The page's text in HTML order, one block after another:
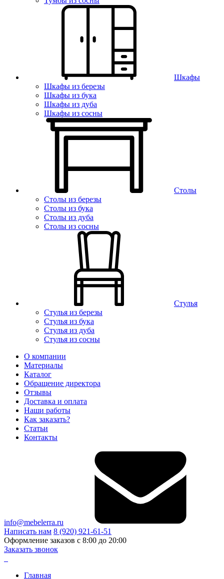
Шкафы
Шкафы из березы
Шкафы из бука
Шкафы из дуба
Шкафы из сосны
Столы
Столы из березы
Столы из бука
Столы из дуба
Столы из сосны
Стулья
Стулья из березы
Стулья из бука
Стулья из дуба
Стулья из сосны
О компании
Материалы
Каталог
Обращение директора
Отзывы
Доставка и оплата
Наши работы
Как заказать?
Статьи
Контакты
info@mebelerra.ru
Написать нам 8 (920) 921-61-51
Оформление заказов с 8:00 до 20:00
Заказать звонок
Главная